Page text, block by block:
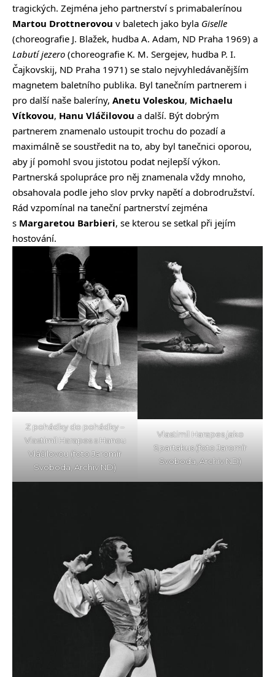
tragických. Zejména jeho partnerství s primabalerínou
Martou Drottnerovou v baletech jako byla Giselle
(choreografie J. Blažek, hudba A. Adam, ND Praha 1969) a
Labutí jezero (choreografie K. M. Sergejev, hudba P. I.
Čajkovskij, ND Praha 1971) se stalo nejvyhledávanějším
magnetem baletního publika. Byl tanečním partnerem i
pro další naše baleríny, Anetu Voleskou, Michaelu
Vítkovou, Hanu Vláčilovou a další. Být dobrým
partnerem znamenalo ustoupit trochu do pozadí a
maximálně se soustředit na to, aby byl tanečnici oporou,
aby jí pomohl svou jistotou podat nejlepší výkon.
Partnerská spolupráce pro něj znamenala vždy mnoho,
obsahovala podle jeho slov prvky napětí a dobrodružství.
Rád vzpomínal na taneční partnerství zejména
s Margaretou Barbieri, se kterou se setkal při jejím
hostování.
Z pohádky do pohádky –
Vlastimil Harapes s Hanou
Vláčilovou (foto Jaromír
Svoboda, Archiv ND)
Vlastimil Harapes jako
Spartakus (foto Jaromír
Svoboda, Archiv ND)